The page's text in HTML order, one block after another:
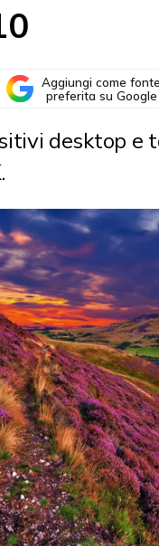
Aggiungi come fonte
preferita su Google
desktop e